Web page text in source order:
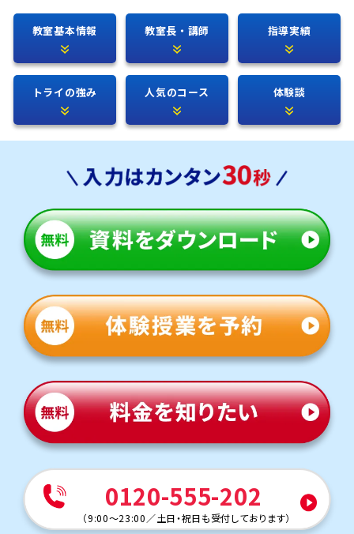
教室基本情報 教室長・講師 指導実績
トライの強み 人気のコース 体験談
0120-555-202
（9:00～23:00 ／土日・祝日も受付しております）